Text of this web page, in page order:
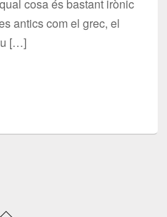
cosa és bastant irònic
antics com el grec, el
[…]